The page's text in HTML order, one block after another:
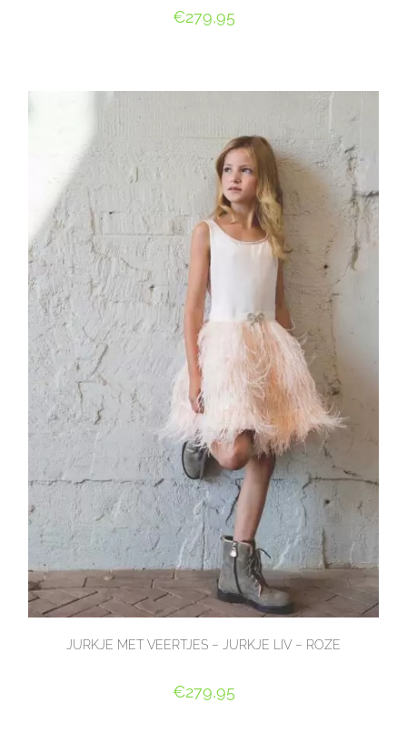
€279,95
JURKJE MET VEERTJES – JURKJE LIV – ROZE
€279,95